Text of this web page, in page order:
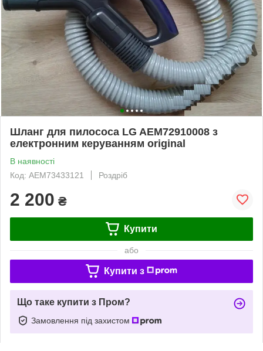
Шланг для пилососа LG AEM72910008 з
електронним керуванням original
В наявності
Код: AEM73433121
Роздріб
2 200 ₴
Купити
або
Купити з
Що таке купити з Пром?
Замовлення під захистом